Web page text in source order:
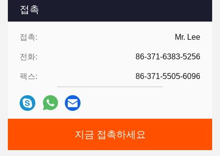
접촉
접촉: Mr. Lee
전화: 86-371-6383-5256
팩스: 86-371-5505-6096
지금 접촉하세요